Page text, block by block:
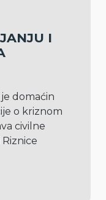
I
domaćin
o kriznom
civilne